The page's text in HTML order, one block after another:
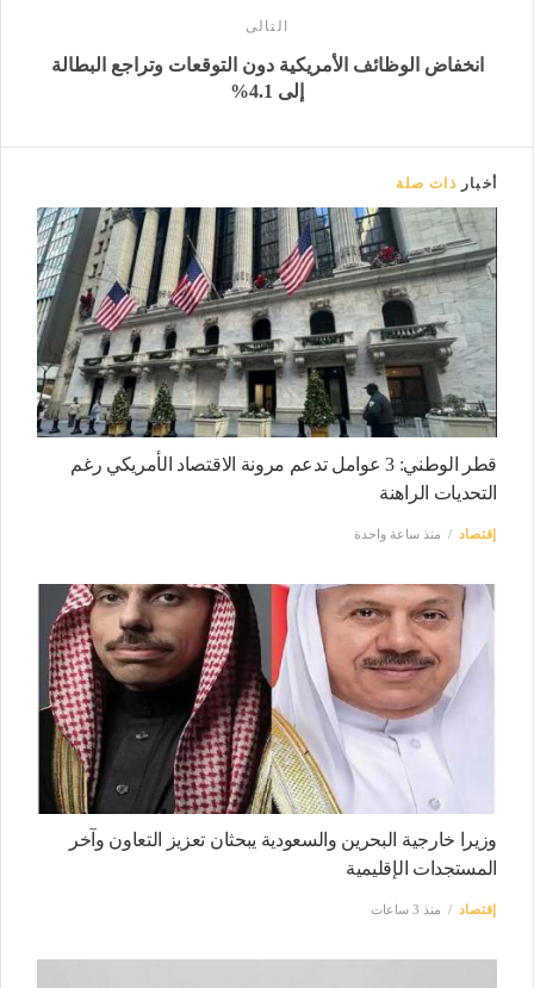
التالى
انخفاض الوظائف الأمريكية دون التوقعات وتراجع البطالة
إلى 4.1%
أخبار ذات صلة
قطر الوطني: 3 عوامل تدعم مرونة الاقتصاد الأمريكي رغم
التحديات الراهنة
إقتصاد منذ ساعة واحدة
وزيرا خارجية البحرين والسعودية يبحثان تعزيز التعاون وآخر
المستجدات الإقليمية
إقتصاد منذ 3 ساعات